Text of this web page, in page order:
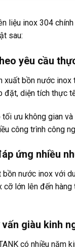
liệu inox 304
sau:
yêu cầu
xuất bồn nước
diện tích thực
ưu không gian
công trình công
ứng nhiều
bồn nước inox với
lớn lên đến
giàu kinh
có nhiều năm